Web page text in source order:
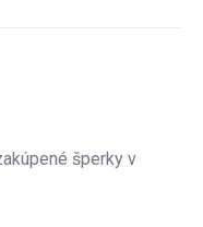
šperky v